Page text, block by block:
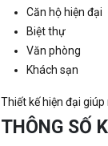
Căn hộ hiện đại
Biệt thự
Văn phòng
Khách sạn
Thiết kế hiện đại
THÔNG SỐ